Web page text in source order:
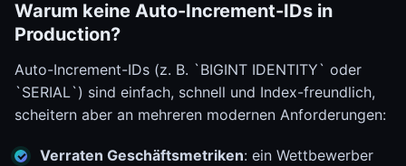
Warum keine Auto-Increment-IDs in
Production?
Auto-Increment-IDs (z. B. `BIGINT IDENTITY` oder
`SERIAL`) sind einfach, schnell und Index-freundlich,
scheitern aber an mehreren modernen Anforderungen:
Verraten Geschäftsmetriken: ein Wettbewerber